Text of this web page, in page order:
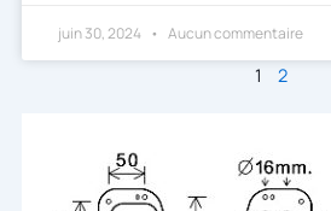
juin 30, 2024 Aucun commentaire
1 2